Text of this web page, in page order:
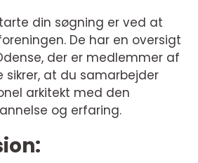
din søgning er ved at
De har en oversigt
der er medlemmer af
sikrer, at du samarbejder
arkitekt med den
og erfaring.